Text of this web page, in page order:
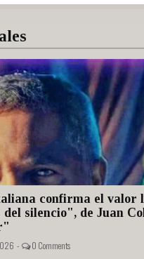
confirma el valor
del silencio", de Juan
- 0 Comments